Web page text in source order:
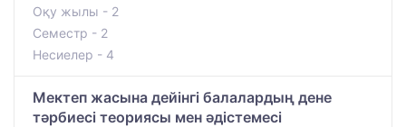
Оқу жылы - 2
Семестр - 2
Несиелер - 4
Мектеп жасына дейінгі балалардың дене
тәрбиесі теориясы мен әдістемесі